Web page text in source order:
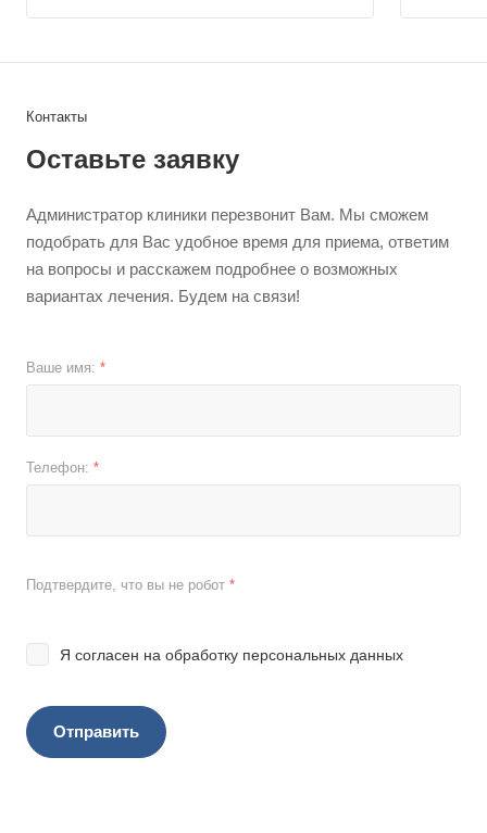
Контакты
Оставьте заявку
Администратор клиники перезвонит Вам. Мы сможем
подобрать для Вас удобное время для приема, ответим
на вопросы и расскажем подробнее о возможных
вариантах лечения. Будем на связи!
Ваше имя: *
Телефон: *
Подтвердите, что вы не робот *
Я согласен на обработку персональных данных
Отправить